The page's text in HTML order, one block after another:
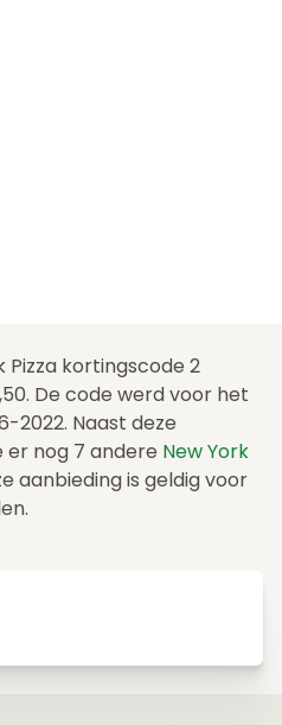
Pizza kortingscode 2
De code werd voor het
2022. Naast deze
nog 7 andere New York
aanbieding is geldig voor